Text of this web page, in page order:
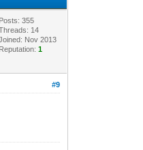
Posts: 355
14
Nov 2013
Reputation:1
#9